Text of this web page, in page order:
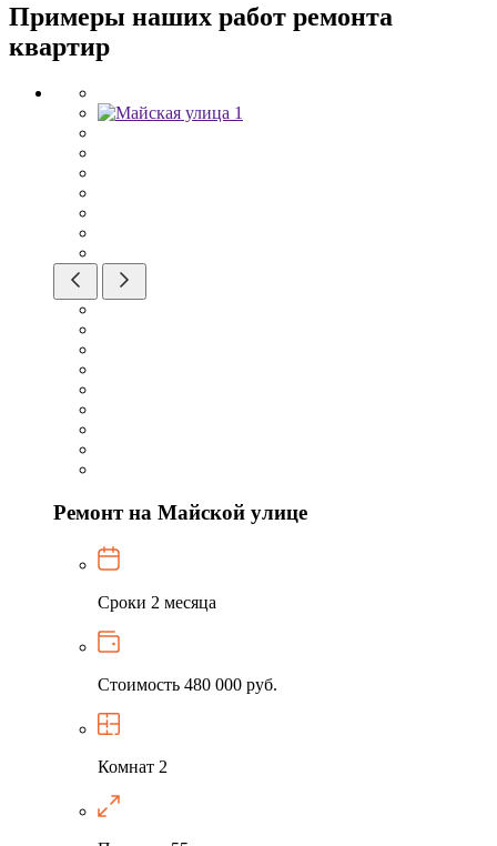
Примеры наших работ ремонта
квартир
Ремонт на Майской улице
Сроки 2 месяца
Стоимость 480 000 руб.
Комнат 2